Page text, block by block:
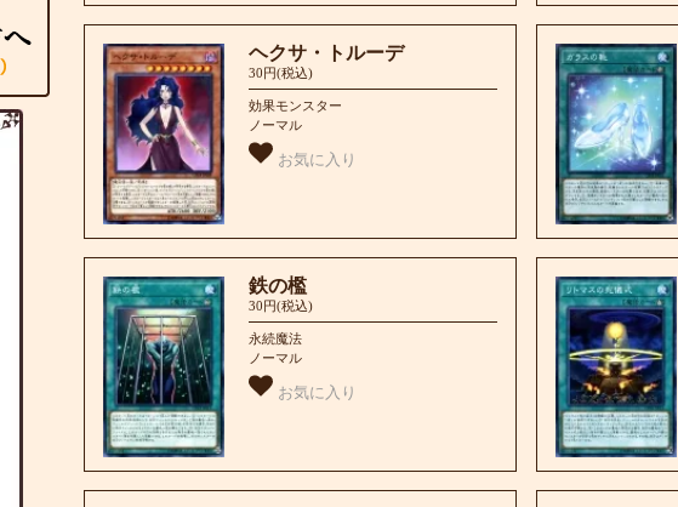
ヘクサ・トルーデ
30円(税込)
効果モンスター
ノーマル
お気に入り
鉄の檻
30円(税込)
永続魔法
ノーマル
お気に入り